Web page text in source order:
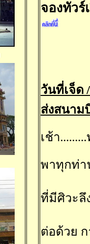
จองทัว
วันที่เจ็ด
ส่งสนาม
เช้า
พาทุกท่า
ที่มีศิวะลึ
ต่อด้วย